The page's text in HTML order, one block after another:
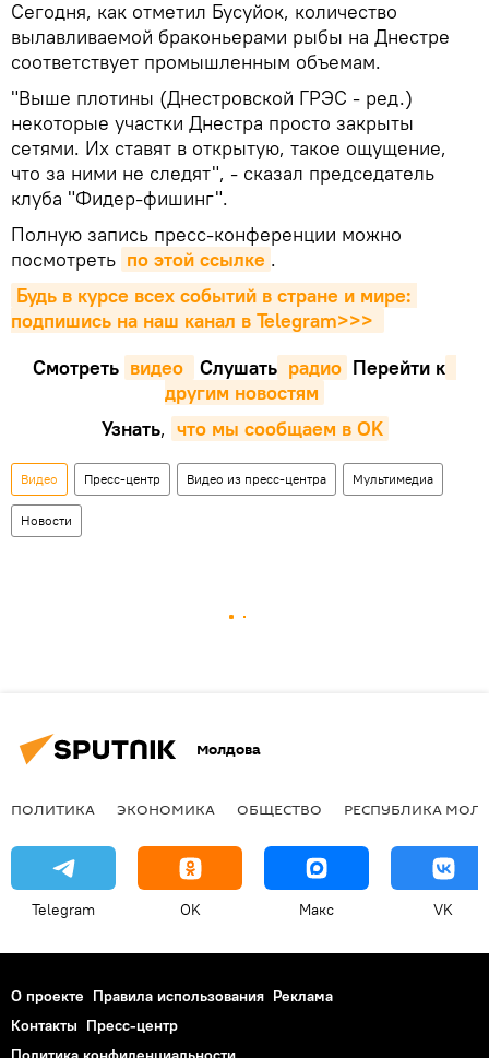
Сегодня, как отметил Бусуйок, количество
вылавливаемой браконьерами рыбы на Днестре
соответствует промышленным объемам.
"Выше плотины (Днестровской ГРЭС - ред.)
некоторые участки Днестра просто закрыты
сетями. Их ставят в открытую, такое ощущение,
что за ними не следят", - сказал председатель
клуба "Фидер-фишинг".
Полную запись пресс-конференции можно
посмотреть по этой ссылке .
Будь в курсе всех событий в стране и мире:
подпишись на наш канал в Telegram>>>
Смотреть видео Cлушать радио Перейти к
другим новостям
Узнать, что мы сообщаем в OK
Видео Пресс-центр Видео из пресс-центра Мультимедиа
Новости
Молдова
ПОЛИТИКА ЭКОНОМИКА ОБЩЕСТВО РЕСПУБЛИКА
Telegram OK Макс VK
О проекте Правила использования Реклама
Контакты Пресс-центр